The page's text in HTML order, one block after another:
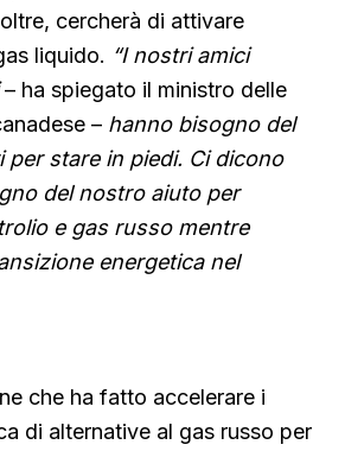
cercherà di attivare
liquido. “I nostri amici
– ha spiegato il ministro delle
– hanno bisogno del
per stare in piedi. Ci dicono
del nostro aiuto per
e gas russo mentre
energetica nel
che ha fatto accelerare i
di alternative al gas russo per